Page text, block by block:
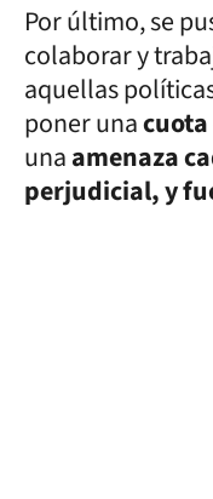
Por último, se
colaborar y
aquellas
poner una
unaamenaza
perjudicial, y